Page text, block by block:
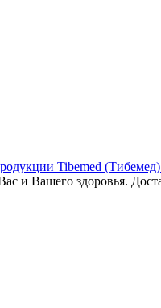
Tibemed
и Вашего здоровья.